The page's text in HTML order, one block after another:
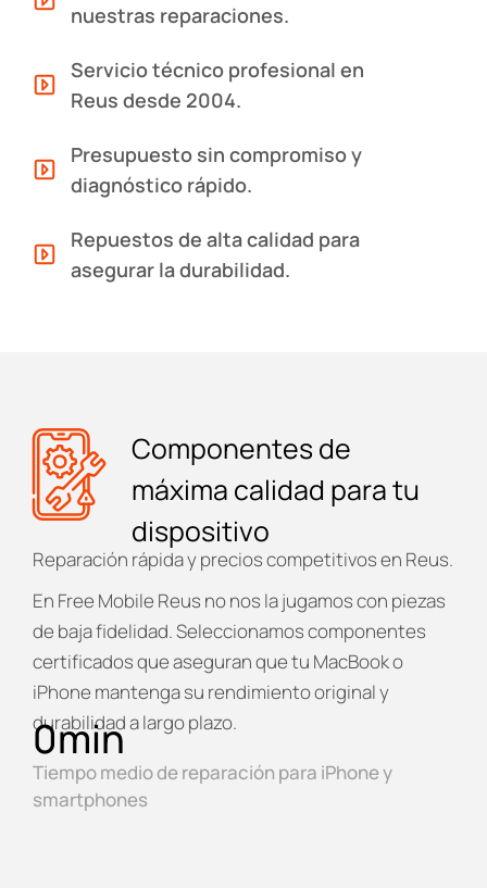
nuestras reparaciones.
Servicio técnico profesional en
Reus desde 2004.
Presupuesto sin compromiso y
diagnóstico rápido.
Repuestos de alta calidad para
asegurar la durabilidad.
Componentes de
máxima calidad para tu
dispositivo
Reparación rápida y precios competitivos en Reus.
En Free Mobile Reus no nos la jugamos con piezas
de baja fidelidad. Seleccionamos componentes
certificados que aseguran que tu MacBook o
iPhone mantenga su rendimiento original y
durabilidad a largo plazo.
Tiempo medio de reparación para iPhone y
smartphones
0min